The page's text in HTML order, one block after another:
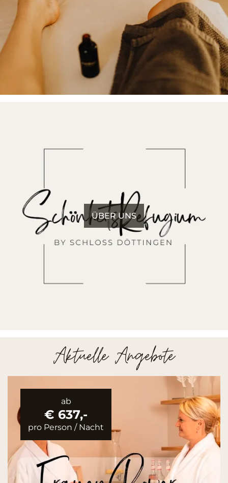
ÜBER UNS
Aktuelle Angebote
ab
€ 637,-
pro Person / Nacht